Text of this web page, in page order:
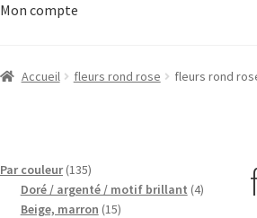
Mon compte
Accueil Contact Ma liste de souhaits Mon
Accueil fleurs rond rose fleurs rond
Par couleur 135135
produits
Doré / argenté / motif brillant 44
Beige, marron 1515